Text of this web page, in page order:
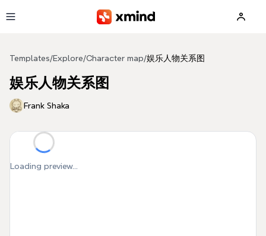
Templates/Explore/Character map/娱乐人物关系图
娱乐人物关系图
Frank Shaka
Loading preview...